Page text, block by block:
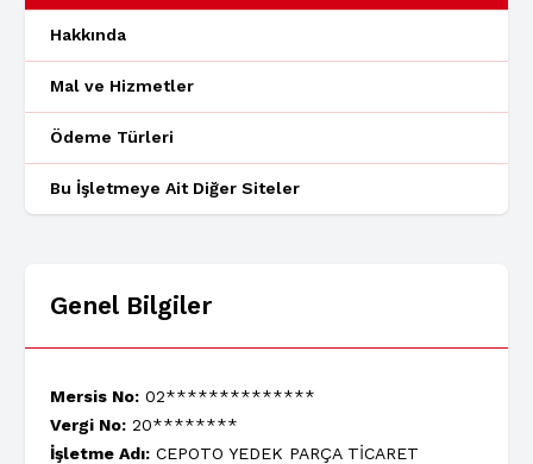
Hakkında
Mal ve Hizmetler
Ödeme Türleri
Bu İşletmeye Ait Diğer Siteler
Genel Bilgiler
Mersis No: 02**************
Vergi No: 20********
İşletme Adı: CEPOTO YEDEK PARÇA TİCARET